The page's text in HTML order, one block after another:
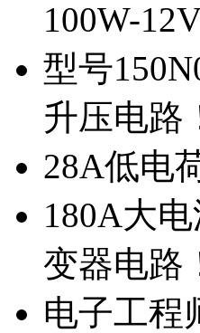
100W-
型号
升压电路
28A低电
180A大
变器电路
电子工程